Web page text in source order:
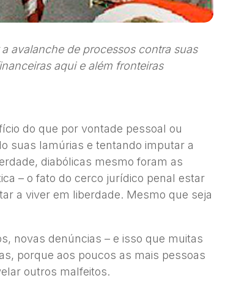
avalanche de processos contra suas
aqui e além fronteiras
do que por vontade pessoal ou
suas lamúrias e tentando imputar a
diabólicas mesmo foram as
– o fato do cerco jurídico penal estar
a viver em liberdade. Mesmo que seja
novas denúncias – e isso que muitas
porque aos poucos as mais pessoas
outros malfeitos.